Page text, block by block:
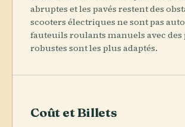
abruptes et les pavés restent des
scooters électriques ne sont pas
fauteuils roulants manuels avec des
robustes sont les plus adaptés.
Coût et Billets